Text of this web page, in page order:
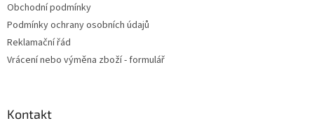
Obchodní podmínky
Podmínky ochrany osobních údajů
Reklamační řád
Vrácení nebo výměna zboží - formulář
Kontakt